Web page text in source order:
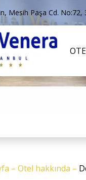
Mesih Paşa Cd.
– Otel hakkında –